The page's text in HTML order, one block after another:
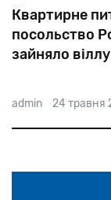
Квартирне
посольство
зайняло
admin 24 травня